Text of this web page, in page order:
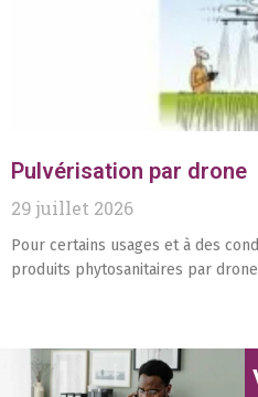
Pulvérisation par drone
29 juillet 2026
Pour certains usages et à des
produits phytosanitaires par